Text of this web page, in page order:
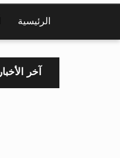
الرئيسية
آخر الأخبار